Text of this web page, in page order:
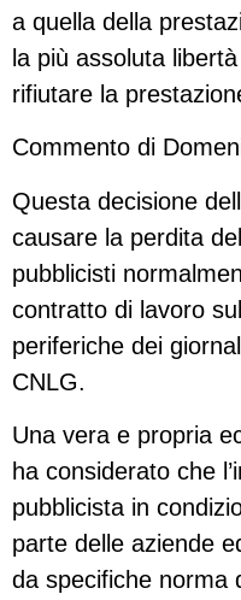
a quella della
la più assoluta
rifiutare la
Commento di
Questa decisione
causare la perdita
pubblicisti
contratto di lavoro
periferiche dei
CNLG.
Una vera e propria
ha considerato che
pubblicista in
parte delle aziende
da specifiche norma